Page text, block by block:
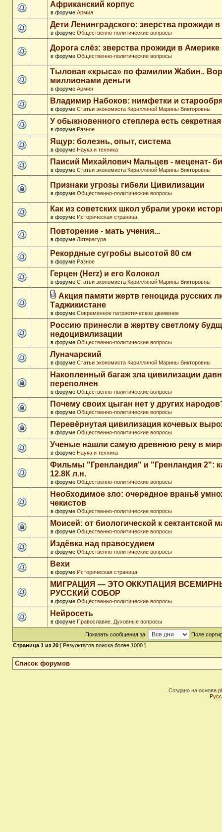
Африканский корпус
в форуме Армия
Дети Ленинградского: зверства прожиди
в форуме Общественно-политические вопросы
Дорога слёз: зверства прожиди в Америке
в форуме Общественно-политические вопросы
Тыловая «крыса» по фамилии Жабин..
миллионами деньги
в форуме Армия
Владимир Набоков: нимфетки и
в форуме Статьи экономиста Кириллиной Марины Викторовны
У обыкновенного степлера есть
в форуме Разное
Ящур: болезнь, опыт, система
в форуме Наука и техника
Паисий Михайлович Мальцев - меценат-
в форуме Статьи экономиста Кириллиной Марины Викторовны
Признаки угрозы гибели Цивилизации
в форуме Общественно-политические вопросы
Как из советских школ убрали уроки
в форуме Историческая страница
Повторение - мать учения...
в форуме Литература
Рекордные сугробы высотой 80 см
в форуме Разное
Герцен (Herz) и его Колокол
в форуме Статьи экономиста Кириллиной Марины Викторовны
Акция памяти жертв геноцида русских
Таджикистане
в форуме Современное патриотическое движение
Россию принесли в жертву светлому
недоцивилизации
в форуме Общественно-политические вопросы
Луначарский
в форуме Статьи экономиста Кириллиной Марины Викторовны
Накопленный багаж зла цивилизации
переполнен
в форуме Общественно-политические вопросы
Почему своих цыган нет у других
в форуме Общественно-политические вопросы
Перевёрнутая цивилизация кочевых
в форуме Общественно-политические вопросы
Ученые нашли самую древнюю реку в
в форуме Наука и техника
Фильмы "Гренландия" и "Гренландия 2":
12.8К л.н.
в форуме Общественно-политические вопросы
Необходимое зло: очередное враньё
чекистов
в форуме Общественно-политические вопросы
Моисей: от биологической к сектантской
в форуме Общественно-политические вопросы
Издёвка над правосудием
в форуме Общественно-политические вопросы
Вехи
в форуме Историческая страница
МИГРАЦИЯ — ЭТО ОККУПАЦИЯ
РУССКИЙ СОБОР
в форуме Общественно-политические вопросы
Нейросеть
в форуме Православие. Духовные вопросы
Показать сообщения за:
Поле
Страница 1 из 20 [ Результатов поиска более 1000 ]
Список форумов
Создано на основе